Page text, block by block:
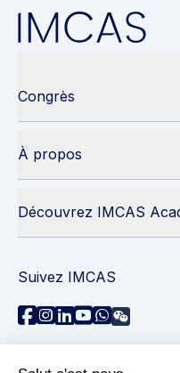
Congrès
À propos
Découvrez IMCAS
Suivez IMCAS